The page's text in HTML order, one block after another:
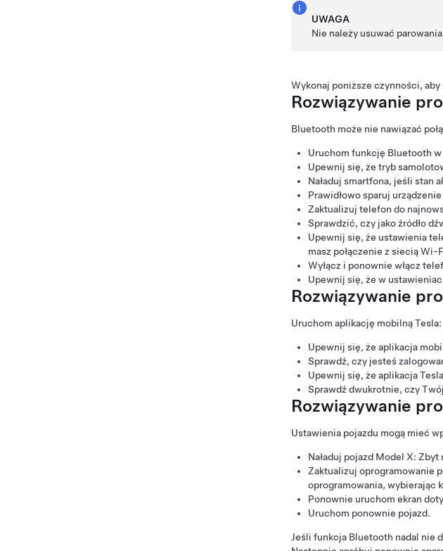
UWAGA
Nie należy usuwać
Wykonaj poniższe czynności,
Rozwiązywanie
Bluetooth może nie nawiązać
Uruchom funkcję Bluetooth w
Upewnij się, że tryb
Naładuj smartfona, jeśli stan
Prawidłowo sparuj
Zaktualizuj telefon do
Sprawdzić, czy jako źródło
Upewnij się, że ustawienia
masz połączenie z siecią Wi-
Wyłącz i ponownie włącz
Upewnij się, że w
Rozwiązywanie
Uruchom aplikację mobilną Tesla:
Upewnij się, że aplikacja
Sprawdź, czy jesteś
Upewnij się, że aplikacja
Sprawdź dwukrotnie, czy
Rozwiązywanie
Ustawienia pojazdu mogą mieć
Naładuj pojazd Model X: Zbyt
Zaktualizuj oprogramowanie
oprogramowania, wybierając
Ponownie uruchom ekran
Uruchom ponownie pojazd.
Jeśli funkcja Bluetooth nadal nie